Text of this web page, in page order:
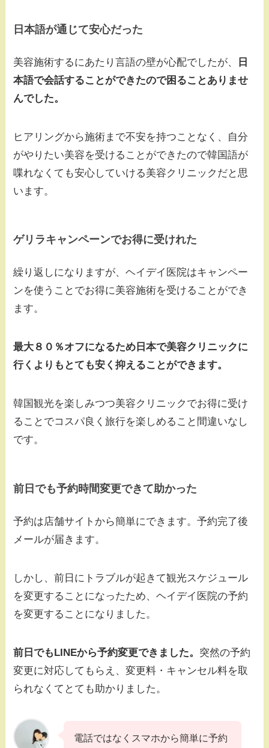
日本語が通じて安心だった
美容施術するにあたり言語の壁が心配でしたが、
日
本語で会話することができたので困ることありませ
んでした。
ヒアリングから施術まで不安を持つことなく、自分
がやりたい美容を受けることができたので韓国語が
喋れなくても安心していける美容クリニックだと思
います。
ゲリラキャンペーンでお得に受けれた
繰り返しになりますが、ヘイデイ医院はキャンペー
ンを使うことでお得に美容施術を受けることができ
ます。
最大８０％オフになるため日本で美容クリニックに
行くよりもとても安く抑えることができます。
韓国観光を楽しみつつ美容クリニックでお得に受け
ることでコスパ良く旅行を楽しめること間違いなし
です。
前日でも予約時間変更できて助かった
予約は店舗サイトから簡単にできます。予約完了後
メールが届きます。
しかし、前日にトラブルが起きて観光スケジュール
を変更することになったため、ヘイデイ医院の予約
を変更することになりました。
前日でもLINEから予約変更できました。 突然の予約
変更に対応してもらえ、変更料・キャンセル料を取
られなくてとても助かりました。
電話ではなくスマホから簡単に予約